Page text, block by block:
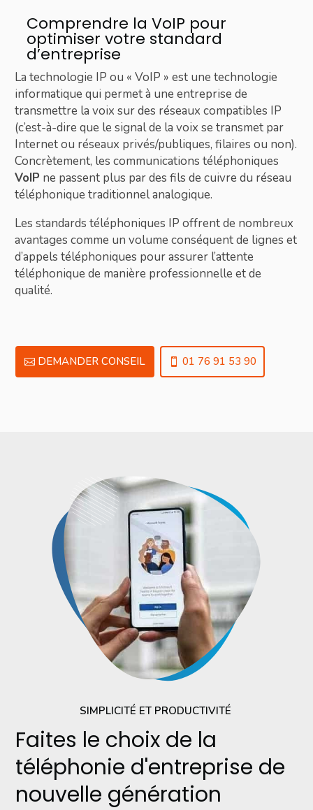
Comprendre la VoIP pour
optimiser votre standard
d’entreprise
La technologie IP ou « VoIP » est une technologie
informatique qui permet à une entreprise de
transmettre la voix sur des réseaux compatibles IP
(c’est-à-dire que le signal de la voix se transmet par
Internet ou réseaux privés/publiques, filaires ou non).
Concrètement, les communications téléphoniques
VoIP ne passent plus par des fils de cuivre du réseau
téléphonique traditionnel analogique.
Les standards téléphoniques IP offrent de nombreux
avantages comme un volume conséquent de lignes et
d’appels téléphoniques pour assurer l’attente
téléphonique de manière professionnelle et de
qualité.
DEMANDER CONSEIL 01 76 91 53 90
SIMPLICITÉ ET PRODUCTIVITÉ
Faites le choix de la
téléphonie d'entreprise de
nouvelle génération